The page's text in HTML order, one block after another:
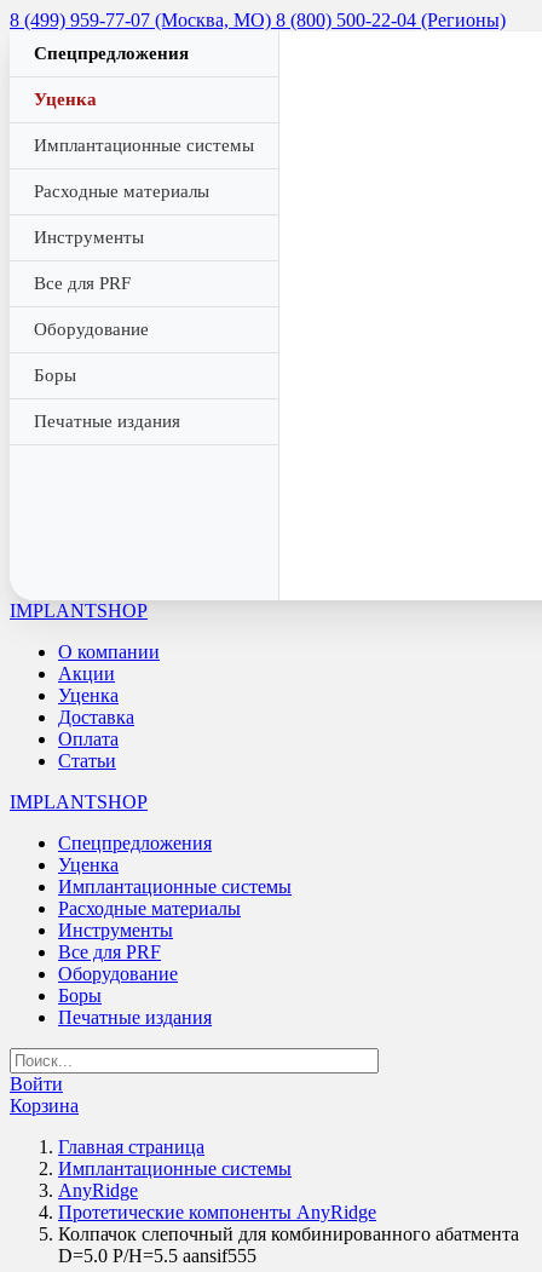
8 (499) 959-77-07 (Москва, МО) 8 (800) 500-22-04 (Регионы)
Спецпредложения
Уценка
Имплантационные системы
Расходные материалы
Инструменты
Все для PRF
Оборудование
Боры
Печатные издания
IMPLANTSHOP
О компании
Акции
Уценка
Доставка
Оплата
Статьи
IMPLANTSHOP
Спецпредложения
Уценка
Имплантационные системы
Расходные материалы
Инструменты
Все для PRF
Оборудование
Боры
Печатные издания
Войти
Корзина
Главная страница
Имплантационные системы
AnyRidge
Протетические компоненты AnyRidge
Колпачок слепочный для комбинированного абатмента
D=5.0 P/H=5.5 aansif555